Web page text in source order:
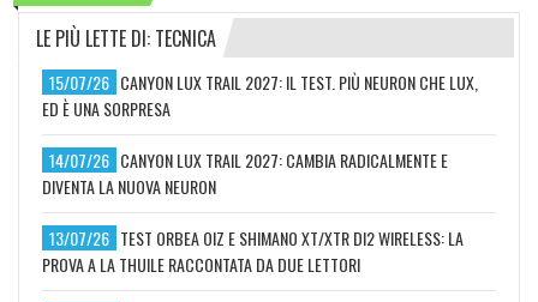
LE PIÙ LETTE DI: TECNICA
15/07/26 CANYON LUX TRAIL 2027: IL TEST. PIÙ NEURON CHE LUX,
ED È UNA SORPRESA
14/07/26 CANYON LUX TRAIL 2027: CAMBIA RADICALMENTE E
DIVENTA LA NUOVA NEURON
13/07/26 TEST ORBEA OIZ E SHIMANO XT/XTR DI2 WIRELESS: LA
PROVA A LA THUILE RACCONTATA DA DUE LETTORI